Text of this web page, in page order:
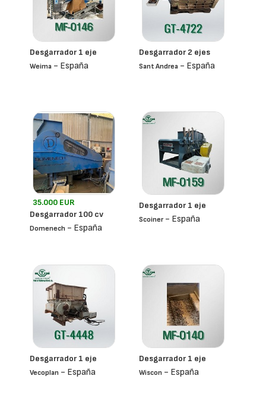
Desgarrador 1 eje
Weima - España
Desgarrador 2 ejes
Sant Andrea - España
35.000 EUR
Desgarrador 100 cv
Domenech - España
Desgarrador 1 eje
Scoiner- España
Desgarrador 1 eje
Vecoplan - España
Desgarrador 1 eje
Wiscon - España